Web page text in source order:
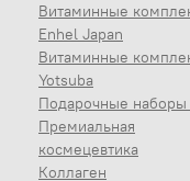
Витаминные
Enhel Japan
Витаминные
Yotsuba
Подарочные наборы
Премиальная
космецевтика
Коллаген